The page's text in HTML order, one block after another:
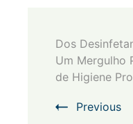
Dos
Um Mergulho
de Higiene
Previous